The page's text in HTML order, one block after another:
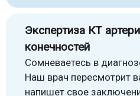
Экспертиза КТ
конечностей
Сомневаетесь в
Наш врач пересмотрит
напишет свое